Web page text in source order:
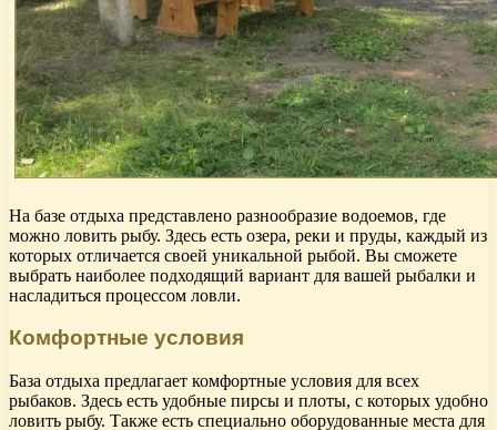
На базе отдыха представлено разнообразие водоемов, где
можно ловить рыбу. Здесь есть озера, реки и пруды, каждый из
которых отличается своей уникальной рыбой. Вы сможете
выбрать наиболее подходящий вариант для вашей рыбалки и
насладиться процессом ловли.
Комфортные условия
База отдыха предлагает комфортные условия для всех
рыбаков. Здесь есть удобные пирсы и плоты, с которых удобно
ловить рыбу. Также есть специально оборудованные места для